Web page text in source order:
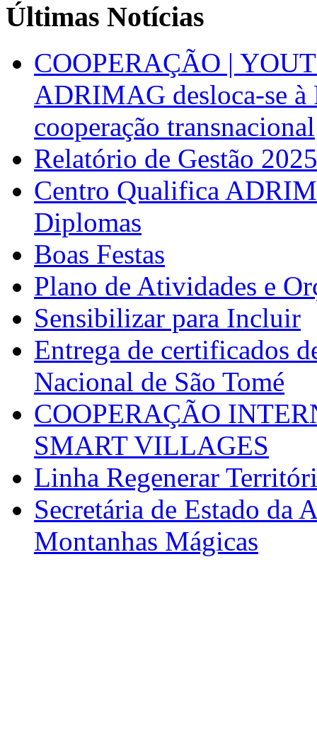
Últimas Notícias
COOPERAÇÃO |
ADRIMAG desloca-se
cooperação transnacional
Relatório de Gestão 2025
Centro Qualifica
Diplomas
Boas Festas
Plano de Atividades e
Sensibilizar para Incluir
Entrega de certificados
Nacional de São Tomé
COOPERAÇÃO
SMART VILLAGES
Linha Regenerar
Secretária de Estado da
Montanhas Mágicas